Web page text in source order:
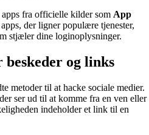
fra officielle kilder som App
der ligner populære tjenester,
stjæler dine loginoplysninger.
og links
metoder til at hacke sociale medier.
ser ud til at komme fra en ven eller
indeholder et link til en